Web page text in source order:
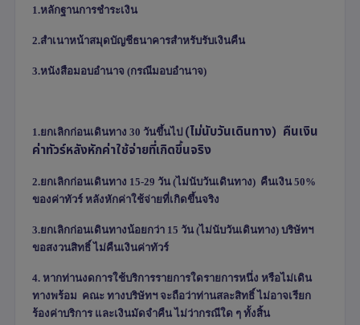
1.หลักฐานการชำระเงิน
2.สำเนาหน้าสมุดบัญชีธนาคารสำหรับรับเงินคืน
3.หนังสือมอบอำนาจ (กรณีมอบอำนาจ)
1.ยกเลิกก่อนเดินทาง 30 วันขึ้นไป (ไม่นับวันเดินทาง) คืนเงิน
ค่าทัวร์หลังหักค่าใช้จ่ายที่เกิดขึ้นจริง
2.ยกเลิกก่อนเดินทาง 15-29 วัน (ไม่นับวันเดินทาง) คืนเงิน 50%
ของค่าทัวร์ หลังหักค่าใช้จ่ายที่เกิดขึ้นจริง
3.ยกเลิกก่อนเดินทางน้อยกว่า 15 วัน (ไม่นับวันเดินทาง) บริษัทฯ
ขอสงวนสิทธิ์ ไม่คืนเงินค่าทัวร์
4. หากท่านงดการใช้บริการรายการใดรายการหนึ่ง หรือไม่เดิน
ทางพร้อม คณะ ทางบริษัทฯ จะถือว่าท่านสละสิทธิ์ ไม่อาจเรียก
ร้องค่าบริการ และเงินมัดจำคืน ไม่ว่ากรณีใด ๆ ทั้งสิ้น